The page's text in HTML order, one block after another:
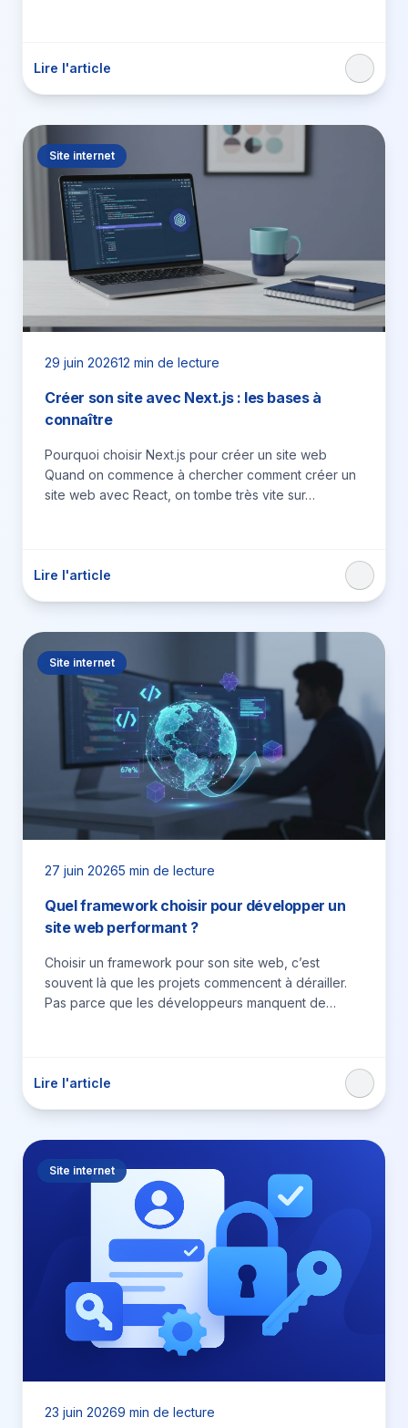
Lire l'article
Site internet
29 juin 202612 min de lecture
Créer son site avec Next.js : les bases à
connaître
Pourquoi choisir Next.js pour créer un site web
Quand on commence à chercher comment créer un
site web avec React, on tombe très vite sur…
Lire l'article
Site internet
27 juin 20265 min de lecture
Quel framework choisir pour développer un
site web performant ?
Choisir un framework pour son site web, c’est
souvent là que les projets commencent à dérailler.
Pas parce que les développeurs manquent de
Lire l'article
Site internet
23 juin 20269 min de lecture